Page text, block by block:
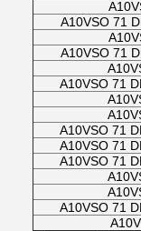
A10VSO 71
A10VSO 71
A10VSO 71
A10VSO 71
A10VSO 71
A10VSO 71
A10VSO 71